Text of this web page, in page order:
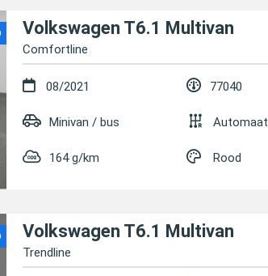
Volkswagen T6.1 Multivan
Comfortline
08/2021 77040
Minivan / bus Automaat
164 g/km Rood
Volkswagen T6.1 Multivan
Trendline